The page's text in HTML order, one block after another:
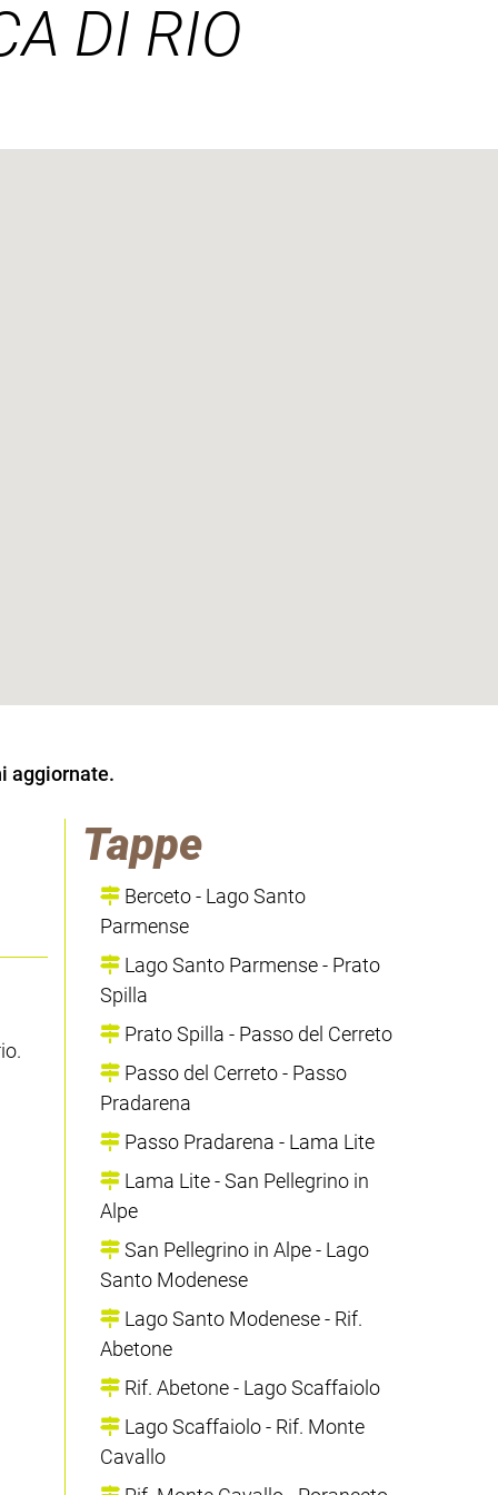
DI RIO
aggiornate.
Tappe
Berceto - Lago Santo
Parmense
Lago Santo Parmense - Prato
Spilla
Prato Spilla - Passo del Cerreto
Passo del Cerreto - Passo
Pradarena
Passo Pradarena - Lama Lite
Lama Lite - San Pellegrino in
Alpe
San Pellegrino in Alpe - Lago
Santo Modenese
Lago Santo Modenese - Rif.
Abetone
Rif. Abetone - Lago Scaffaiolo
Lago Scaffaiolo - Rif. Monte
Cavallo